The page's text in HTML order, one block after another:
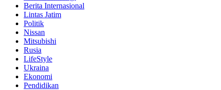
Berita Internasional
Lintas Jatim
Politik
Nissan
Mitsubishi
Rusia
LifeStyle
Ukraina
Ekonomi
Pendidikan